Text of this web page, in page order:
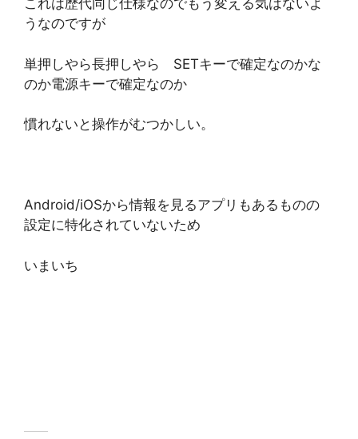
これは歴代同じ仕様なのでもう変える気はないよ
うなのですが
単押しやら長押しやら SETキーで確定なのかな
のか電源キーで確定なのか
慣れないと操作がむつかしい。
Android/iOSから情報を見るアプリもあるものの
設定に特化されていないため
いまいち